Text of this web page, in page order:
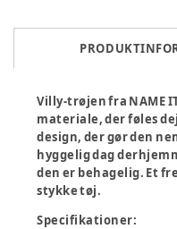
Villy-trøjen fra NAME
materiale, der føles
design, der gør den
hyggelig dag
den er behagelig. Et
stykke tøj.
Specifikationer: